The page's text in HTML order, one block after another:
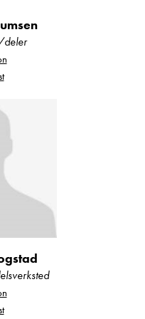
er
og skal
utføres før bilen
deler